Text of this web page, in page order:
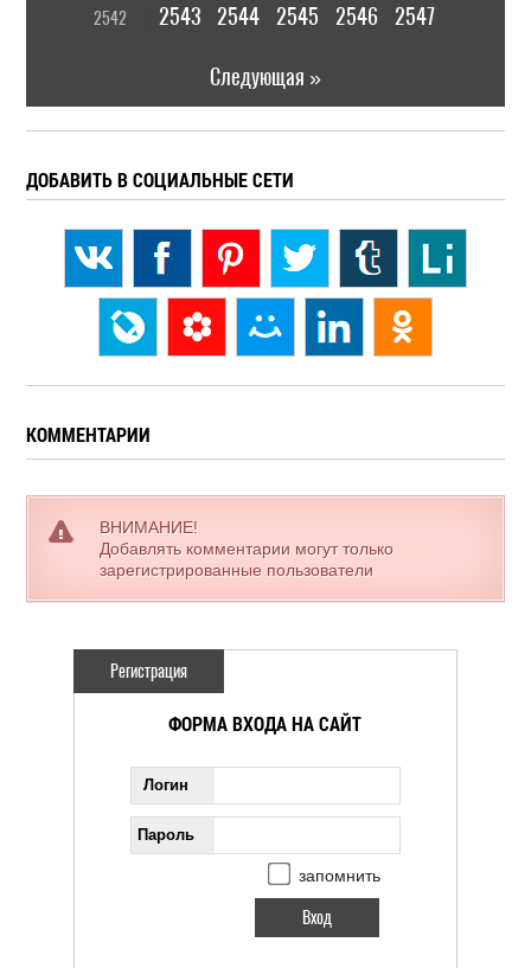
2542 2543 2544 2545 2546 2547
Следующая »
ДОБАВИТЬ В СОЦИАЛЬНЫЕ СЕТИ
КОММЕНТАРИИ
ВНИМАНИЕ!
Добавлять комментарии могут только
зарегистрированные пользователи
Регистрация
ФОРМА ВХОДА НА САЙТ
Логин
Пароль
запомнить